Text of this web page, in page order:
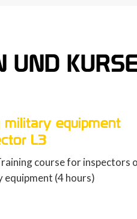
UND
military equipment
L3
course for inspectors
equipment (4 hours)